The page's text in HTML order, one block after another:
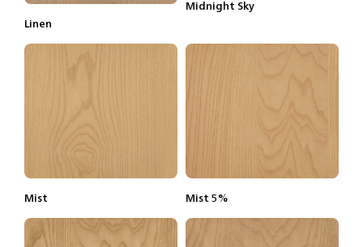
Lisätietoja
Linen
Lisätietoja
Midnight Sky
Lisätietoja
Mist Lisätietoja
Mist 5%